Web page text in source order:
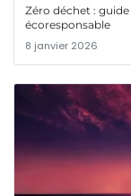
Zéro déchet :
écoresponsable
8 janvier 2026